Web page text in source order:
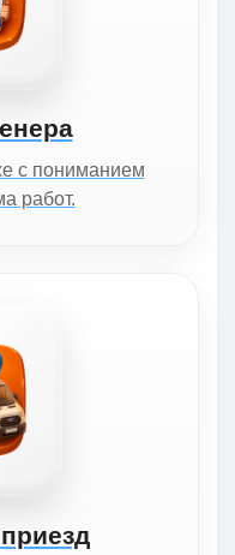
с пониманием
работ.